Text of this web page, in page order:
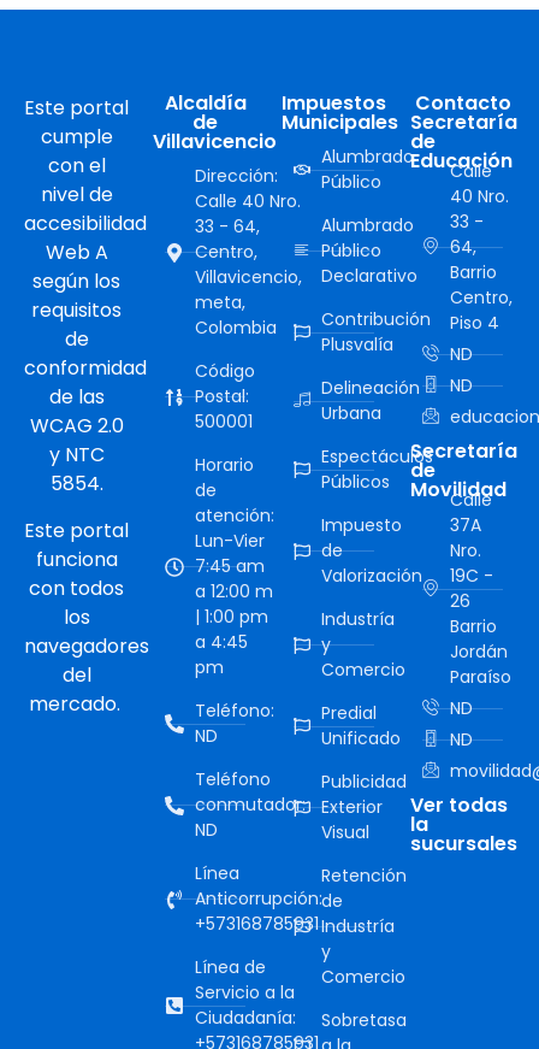
Este portal
cumple
con el
nivel de
accesibilidad
Web A
según los
requisitos
de
conformidad
de las
WCAG 2.0
y NTC
5854.
Este portal
funciona
con todos
los
navegadores
del
mercado.
Alcaldía
de
Villavicencio
Dirección:
Calle 40 Nro.
33 - 64,
Centro,
Villavicencio,
meta,
Colombia
Código
Postal:
500001
Horario
de
atención:
Lun-Vier
7:45 am
a 12:00 m
| 1:00 pm
a 4:45
pm
Teléfono:
ND
Teléfono
conmutador:
ND
Línea
Anticorrupción:
+573168785931
Línea de
Servicio a la
Ciudadanía:
+573168785931
Impuestos
Municipales
Alumbrado
Público
Alumbrado
Público
Declarativo
Contribución
Plusvalía
Delineación
Urbana
Espectáculos
Públicos
Impuesto
de
Valorización
Industría
y
Comercio
Predial
Unificado
Publicidad
Exterior
Visual
Retención
de
Industría
y
Comercio
Sobretasa
Contacto
Secretaría
de
Educación
Calle
40 Nro.
33 -
64,
Barrio
Centro,
Piso 4
ND
ND
Secretaría
de
Movilidad
Calle
37A
Nro.
19C -
26
Barrio
Jordán
Paraíso
ND
ND
Ver todas
la
sucursales